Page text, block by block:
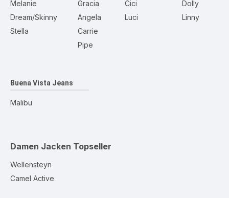
Melanie
Dream/Skinny
Stella
Gracia
Angela
Carrie
Pipe
Cici
Luci
Dolly
Linny
Buena Vista Jeans
Malibu
Damen Jacken Topseller
Wellensteyn
Camel Active